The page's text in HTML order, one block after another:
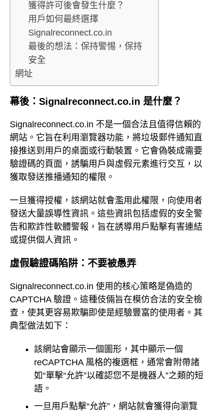
獲得許可後會發生什麼？
用戶如何最終選擇
Signalreconnect.co.in
最後的想法：保持警惕，保持
安全
網址
幕後：Signalreconnect.co.in 是什麼？
Signalreconnect.co.in 不是一個合法且值得信賴的
網站。它旨在利用瀏覽器功能，將垃圾郵件通知直
接推送到用戶的桌面或行動裝置。它會偽裝成需要
驗證碼的頁面，誘騙用戶與虛假元素進行交互，以
獲取發送推播通知的權限。
一旦獲得授權，該網站就會濫用此權限，向使用者
發送大量誤導性資訊。這些資訊包括虛假的安全警
告和欺詐性軟體警報，旨在誘導用戶點擊有害連結
或提供個人資訊。
虛假驗證碼陷阱：不要被愚弄
Signalreconnect.co.in 使用的核心策略是偽造的
CAPTCHA 驗證。這種伎倆旨在模仿合法的安全檢
查，使其更容易欺騙即使是經驗豐富的使用者。其
典型做法如下：
該網站會顯示一個圖形，其中顯示一個
reCAPTCHA 風格的複選框，通常會附帶諸
如“單擊“允許”以確認您不是機器人”之類的短
語。
一旦用戶點擊“允許”，網站就會獲得向瀏覽